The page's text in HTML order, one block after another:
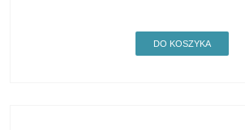
DO KOSZYKA